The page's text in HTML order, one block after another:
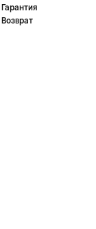
Гарантия
Возврат